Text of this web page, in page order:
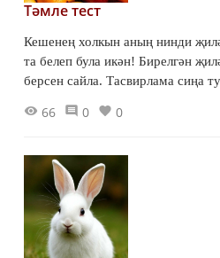
Тәмле тест
Кешенең холкын аның нинди
та белеп була икән! Бирелгән
берсен сайла. Тасвирлама сиңа
66 0 0